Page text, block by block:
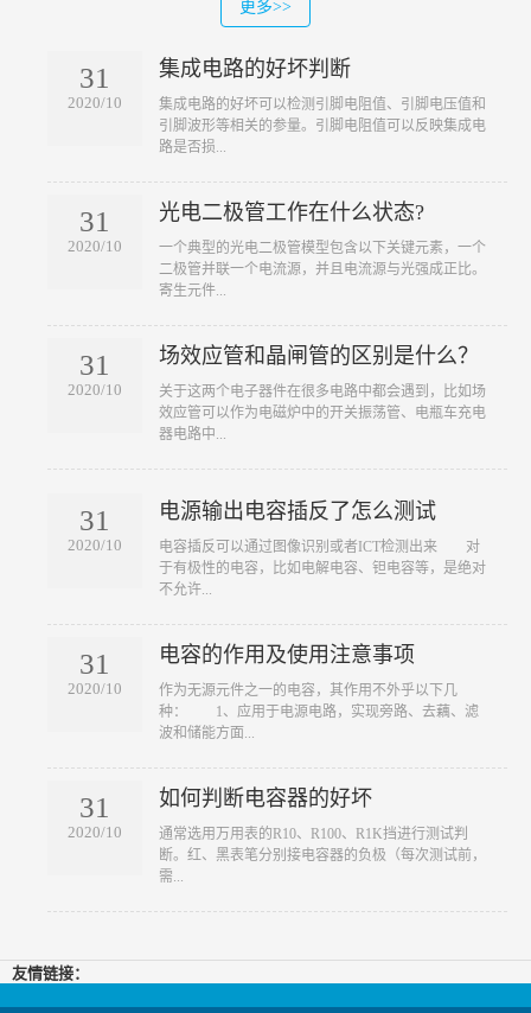
更多>>
31
2020/10
集成电路的好坏判断
​集成电路的好坏可以检测引脚电阻值、引脚电压值和
引脚波形等相关的参量。引脚电阻值可以反映集成电
路是否损...
31
2020/10
光电二极管工作在什么状态?
​一个典型的光电二极管模型包含以下关键元素，一个
二极管并联一个电流源，并且电流源与光强成正比。
寄生元件...
31
2020/10
场效应管和晶闸管的区别是什么？
​关于这两个电子器件在很多电路中都会遇到，比如场
效应管可以作为电磁炉中的开关振荡管、电瓶车充电
器电路中...
31
2020/10
电源输出电容插反了怎么测试
​电容插反可以通过图像识别或者ICT检测出来 对
于有极性的电容，比如电解电容、钽电容等，是绝对
不允许...
31
2020/10
电容的作用及使用注意事项
​作为无源元件之一的电容，其作用不外乎以下几
种： 1、应用于电源电路，实现旁路、去藕、滤
波和储能方面...
31
2020/10
如何判断电容器的好坏
​通常选用万用表的R10、R100、R1K挡进行测试判
断。红、黑表笔分别接电容器的负极（每次测试前，
需...
友情链接：